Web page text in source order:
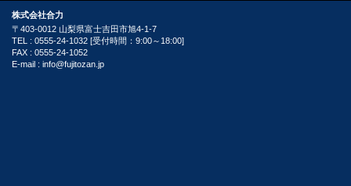
株式会社合力
〒403-0012 山梨県富士吉田市旭4-1-7
TEL : 0555-24-1032 [受付時間：9:00～18:00]
FAX : 0555-24-1052
E-mail : info@fujitozan.jp